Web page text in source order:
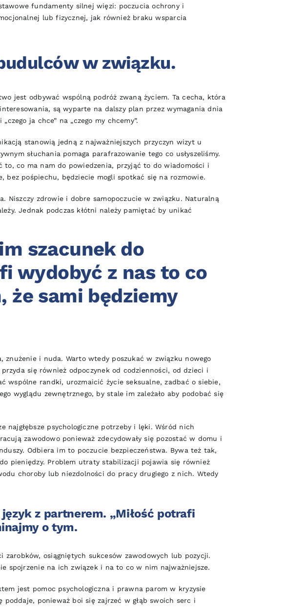
fundamenty silnej więzi: poczucia ochrony i
lub fizycznej, jak również braku wsparcia
w związku.
jest odbywać wspólną podróż zwaną życiem. Ta cecha, która
są wyparte na dalszy plan przez wymagania dnia
ja chce” na „czego my chcemy”.
stanowią jedną z najważniejszych przyczyn wizyt u
słuchania pomaga parafrazowanie tego co usłyszeliśmy.
to, co ma nam do powiedzenia, przyjąć to do wiadomości i
bez pośpiechu, będziecie mogli spotkać się na rozmowie.
Niszczy zdrowie i dobre samopoczucie w związku. Naturalną
Jednak podczas kłótni należy pamiętać by unikać
szacunek do
wydobyć z nas to co
że sami będziemy
znużenie i nuda. Warto wtedy poszukać w związku nowego
się również odpoczynek od codzienności, od dzieci i
wspólne randki, urozmaicić życie seksualne, zadbać o siebie,
wyglądu zewnętrznego, by stale im zależało aby podobać się
najgłębsze psychologiczne potrzeby i lęki. Wśród nich
zawodowo ponieważ zdecydowały się pozostać w domu i
Odbiera im to poczucie bezpieczeństwa. Bywa też tak,
pieniędzy. Problem utraty stabilizacji pojawia się również
choroby lub niezdolności do pracy drugiego z nich. Wtedy
z partnerem. „Miłość potrafi
o tym.
osiągniętych sukcesów zawodowych lub pozycji.
spojrzenie na ich związek i na to co w nim najważniejsze.
jest pomoc psychologiczna i prawna parom w kryzysie
ponieważ boi się zajrzeć w głąb swoich serc i